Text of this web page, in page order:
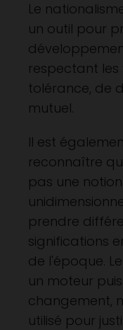
Le
un outil pour
respectant les
tolérance, de
mutuel.
Il est
reconnaître
pas une
prendre
significations
de l'époque.
un moteur
changement,
utilisé pour